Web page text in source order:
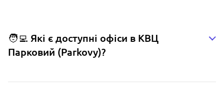
🧑‍💻 Які є доступні офіси в КВЦ
Парковий (Parkovy)?